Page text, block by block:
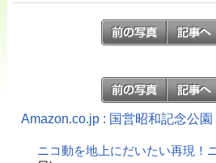
Amazon.co.jp : 国営昭和記念公
ニコ動を地上にだいたい再現！